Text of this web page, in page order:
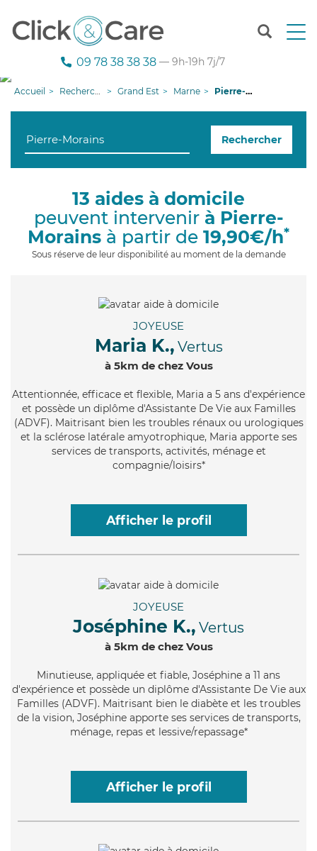
T
n
g
09 78 38 38 38 — 9h-19h 7j/7
Accueil Recherche aide à domicile Grand Est Marne Pierre-Morains
Rechercher
13 aides à domicile
peuvent intervenir à Pierre-
Morains à partir de 19,90€/h*
Sous réserve de leur disponibilité au moment de la demande
JOYEUSE
Maria K., Vertus
à 5km de chez Vous
Attentionnée, efficace et flexible, Maria a 5 ans d'expérience
et possède un diplôme d'Assistante De Vie aux Familles
(ADVF). Maitrisant bien les troubles rénaux ou urologiques
et la sclérose latérale amyotrophique, Maria apporte ses
services de transports, activités, ménage et
compagnie/loisirs*
Afficher le profil
JOYEUSE
Joséphine K., Vertus
à 5km de chez Vous
Minutieuse, appliquée et fiable, Joséphine a 11 ans
d'expérience et possède un diplôme d'Assistante De Vie aux
Familles (ADVF). Maitrisant bien le diabète et les troubles
de la vision, Joséphine apporte ses services de transports,
ménage, repas et lessive/repassage*
Afficher le profil